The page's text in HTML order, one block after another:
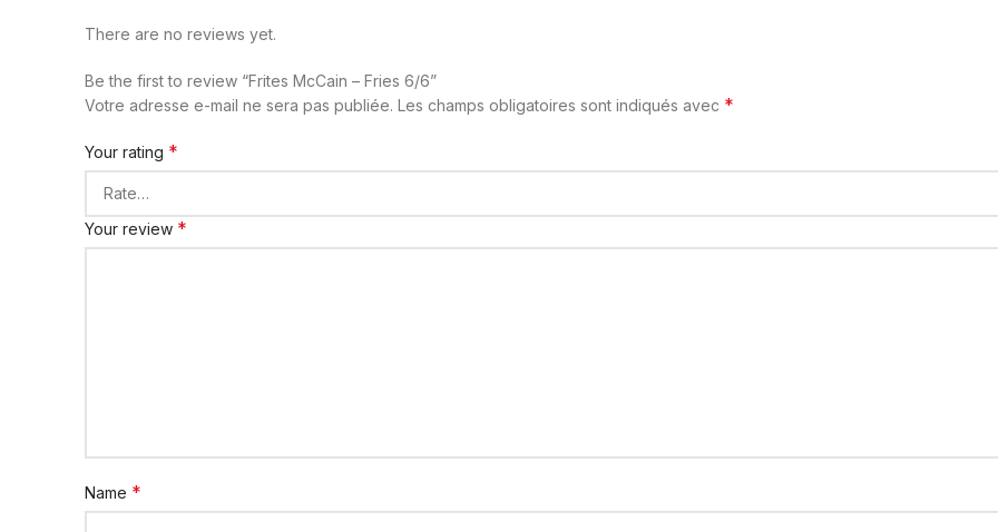
There are no reviews yet.
Be the first to review “Frites McCain – Fries 6/6”
Votre adresse e-mail ne sera pas publiée. Les champs obligatoires sont indiqués avec *
Your rating *
Your review *
Name *